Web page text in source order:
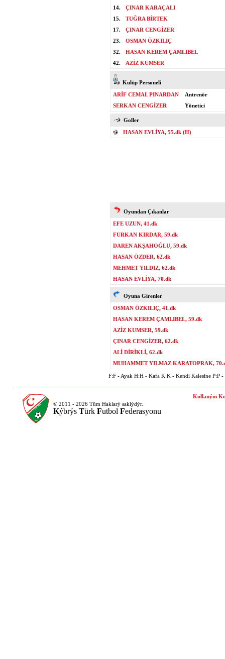
14.
ÇINAR KARAÇALI
15.
TUĞRA BİRTEK
17.
ÇINAR CENGİZER
23.
OSMAN ÖZKILIÇ
32.
HASAN KEREM ÇAMLIBEL
42.
AZİZ KUMSER
Kulüp Personeli
ARİF CEMAL PINARDAN
Antrenör
SERKAN CENGİZER
Yönetici
Goller
HASAN EVLİYA, 55.dk (H)
Oyundan Çıkanlar
EFE UZUN, 41.dk
FURKAN KIRDAR, 59.dk
DAREN AKŞAHOĞLU, 59.dk
HASAN ÖZDER, 62.dk
MEHMET YILDIZ, 62.dk
HASAN EVLİYA, 70.dk
Oyuna Girenler
OSMAN ÖZKILIÇ, 41.dk
HASAN KEREM ÇAMLIBEL, 59.dk
AZİZ KUMSER, 59.dk
ÇINAR CENGİZER, 62.dk
ALİ DİRİKLİ, 62.dk
MUHAMMET YILMAZ KARATOPRAK,
F:F - Ayak H:H - Kafa K:K - Kendi Kalesine P:P -
© 2011 - 2026 Tüm Haklarý saklýdýr.
Kýbrýs Türk Futbol Federasyonu
Kullaným